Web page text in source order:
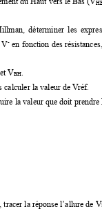
du Haut vers le Bas (V
déterminer les
V- en fonction des
VBH.
calculer la valeur de Vréf.
la valeur que doit prendre
la réponse l’allure de